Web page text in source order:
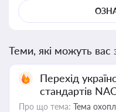
Теми, які можуть вас
Перехід
стандартів
Про що тема: Тема